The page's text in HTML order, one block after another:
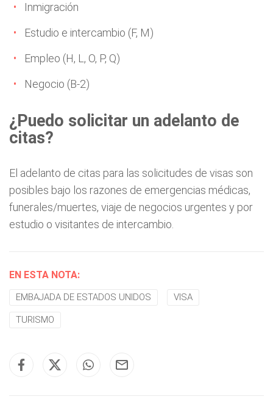
Inmigración
Estudio e intercambio (F, M)
Empleo (H, L, O, P, Q)
Negocio (B-2)
¿Puedo solicitar un adelanto de
citas?
El adelanto de citas para las solicitudes de visas son
posibles bajo los razones de emergencias médicas,
funerales/muertes, viaje de negocios urgentes y por
estudio o visitantes de intercambio.
EN ESTA NOTA:
EMBAJADA DE ESTADOS UNIDOS VISA
TURISMO